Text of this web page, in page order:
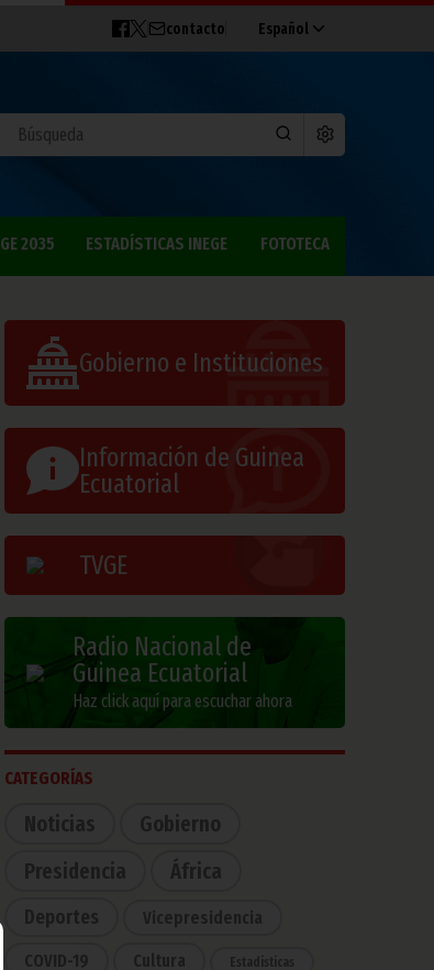
contacto Español
GE 2035 ESTADÍSTICAS INEGE FOTOTECA
Gobierno e Instituciones
Información de Guinea
Ecuatorial
TVGE
Radio Nacional de
Guinea Ecuatorial
Haz click aquí para escuchar ahora
CATEGORÍAS
Noticias
Gobierno
Presidencia
África
Deportes Vicepresidencia
COVID-19 Cultura Estadísticas